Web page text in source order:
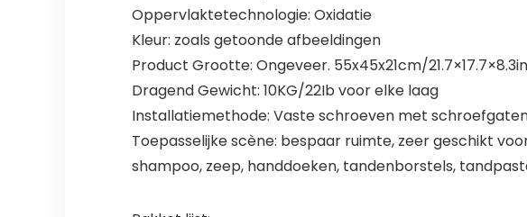
Oppervlaktetechnologie: Oxidatie
Kleur: zoals getoonde afbeeldingen
Product Grootte: Ongeveer. 55x45x21cm/21.7×17.7×8.3in
Dragend Gewicht: 10KG/22Ib voor elke laag
Installatiemethode: Vaste schroeven met
Toepasselijke scène: bespaar ruimte, zeer geschikt
shampoo, zeep, handdoeken, tandenborstels,